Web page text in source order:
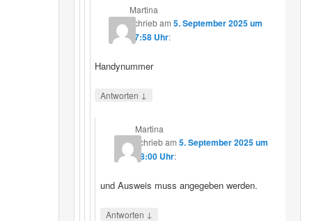
Martina
schriebam5. September 2025 um
17:58 Uhr:
Handynummer
Antworten ↓
Martina
schriebam 5. September 2025 um
18:00 Uhr:
und Ausweis muss angegeben werden.
Antworten ↓